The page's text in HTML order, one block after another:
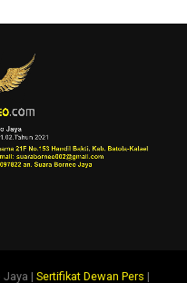
Jaya |Sertifikat Dewan Pers |